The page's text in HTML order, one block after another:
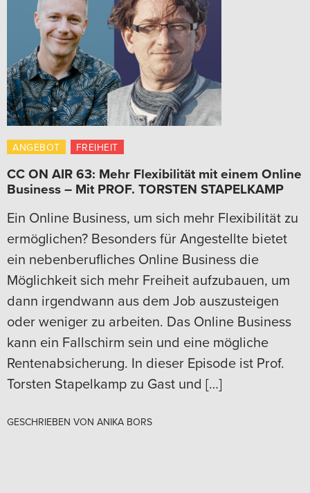
ANGEBOT FREIHEIT
CC ON AIR 63: Mehr Flexibilität mit einem Online
Business – Mit PROF. TORSTEN STAPELKAMP
Ein Online Business, um sich mehr Flexibilität zu
ermöglichen? Besonders für Angestellte bietet
ein nebenberufliches Online Business die
Möglichkeit sich mehr Freiheit aufzubauen, um
dann irgendwann aus dem Job auszusteigen
oder weniger zu arbeiten. Das Online Business
kann ein Fallschirm sein und eine mögliche
Rentenabsicherung. In dieser Episode ist Prof.
Torsten Stapelkamp zu Gast und […]
GESCHRIEBEN VON ANIKA BORS